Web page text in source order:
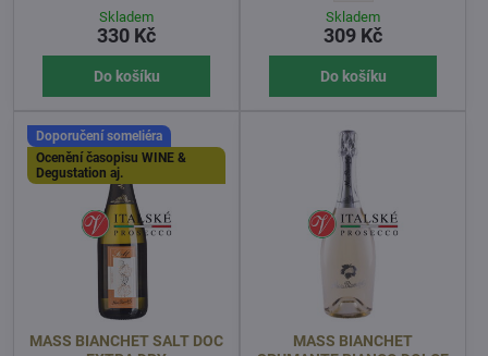
Skladem
330 Kč
Do košíku
Skladem
309 Kč
Do košíku
Doporučení someliéra
Ocenění časopisu WINE &
Degustation aj.
MASS BIANCHET SALT DOC
MASS BIANCHET